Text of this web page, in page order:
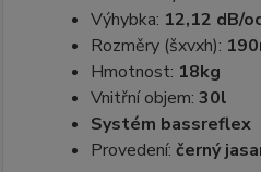
Výhybka: 12,12 dB/
Rozměry (šxvxh):
Hmotnost: 18kg
Vnitřní objem: 30l
Systém bassreflex
Provedení: černý